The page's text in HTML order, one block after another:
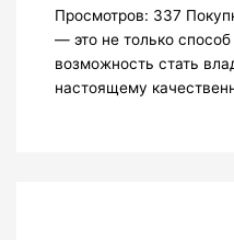
Просмотров: 337
— это не только
возможность стать
настоящему